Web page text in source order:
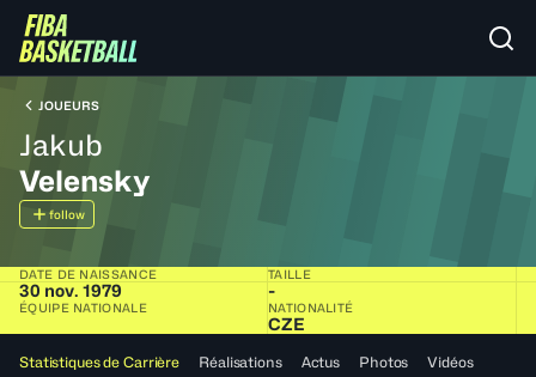
JOUEURS
Jakub
Velensky
follow
DATE DE NAISSANCE
30 nov. 1979
TAILLE
-
ÉQUIPE NATIONALE NATIONALITÉ
CZE
Statistiques de Carrière Réalisations Actus Photos Vidéos